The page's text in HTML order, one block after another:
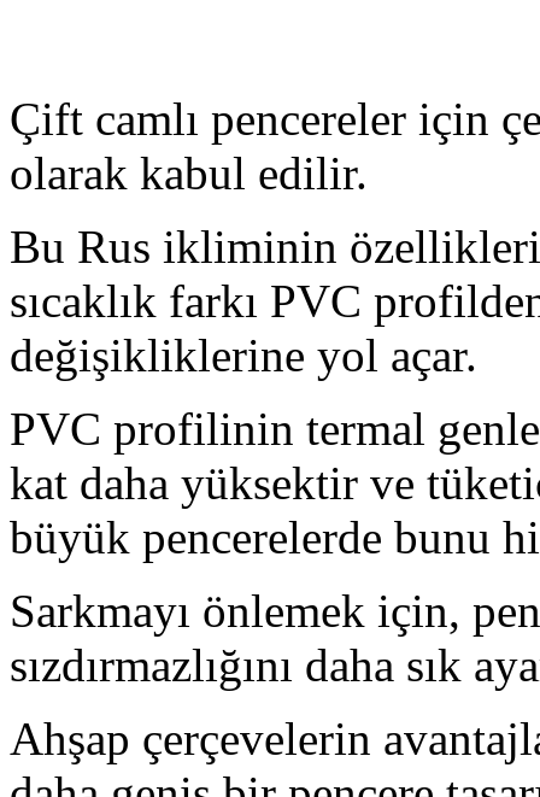
Çift camlı pencereler için
olarak kabul edilir.
Bu Rus ikliminin özellikleri
sıcaklık farkı PVC
değişikliklerine yol açar.
PVC profilinin termal
kat daha yüksektir ve
büyük pencerelerde bunu
Sarkmayı önlemek için,
sızdırmazlığını daha sık
Ahşap çerçevelerin